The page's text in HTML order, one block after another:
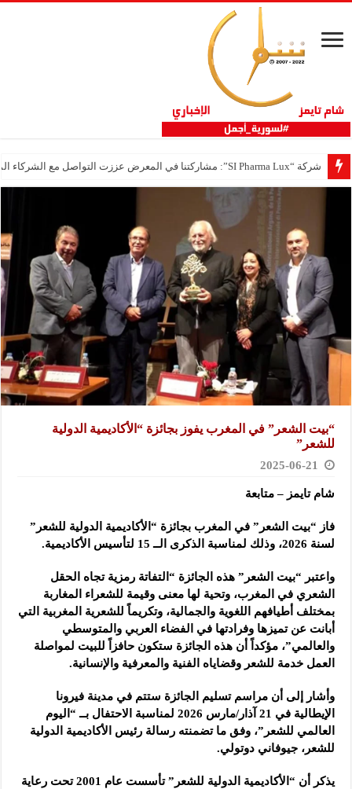
شركة “SI Pharma Lux”: مشاركتنا في المعرض عززت التواصل مع الشركاء المحليين والدوليين
“بيت الشعر” في المغرب يفوز بجائزة “الأكاديمية الدولية
للشعر”
2025-06-21
شام تايمز – متابعة
فاز “بيت الشعر” في المغرب بجائزة “الأكاديمية الدولية للشعر”
لسنة 2026، وذلك لمناسبة الذكرى الــ 15 لتأسيس الأكاديمية.
واعتبر “بيت الشعر” هذه الجائزة “التفاتة رمزية تجاه الحقل
الشعري في المغرب، وتحية لها معنى وقيمة للشعراء المغاربة
بمختلف أطيافهم اللغوية والجمالية، وتكريماً للشعرية المغربية التي
أبانت عن تميزها وفرادتها في الفضاء العربي والمتوسطي
والعالمي”، مؤكداً أن هذه الجائزة ستكون حافزاً للبيت لمواصلة
العمل خدمة للشعر وقضاياه الفنية والمعرفية والإنسانية.
وأشار إلى أن مراسم تسليم الجائزة ستتم في مدينة فيرونا
الإيطالية في 21 آذار/مارس 2026 لمناسبة الاحتفال بــ “اليوم
العالمي للشعر”، وفق ما تضمنته رسالة رئيس الأكاديمية الدولية
للشعر، جيوفاني دوتولي.
يذكر أن “الأكاديمية الدولية للشعر” تأسست عام 2001 تحت رعاية